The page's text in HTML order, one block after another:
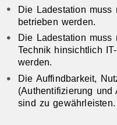
Die Ladestation muss
betrieben werden.
Die Ladestation
Technik hinsichtlich
werden.
Die Auffindbarkeit,
(Authentifizierung und
sind zu gewährleisten.